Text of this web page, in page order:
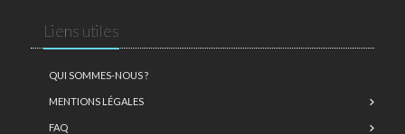
Liens utiles
QUI SOMMES-NOUS ?
MENTIONS LÉGALES
FAQ